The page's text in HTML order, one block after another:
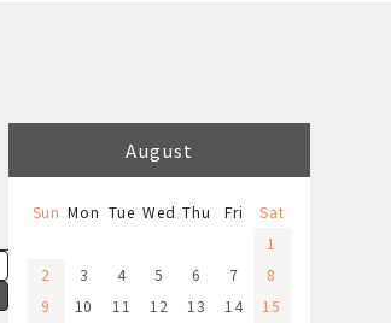
August
Sun Mon Tue Wed Thu Fri
Sat
1
2
3 4 5 6 7
8
9
10 11 12 13 14 15